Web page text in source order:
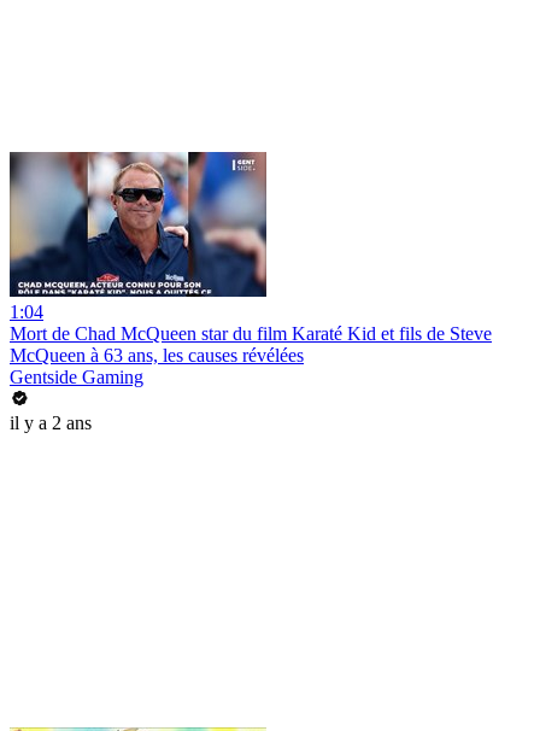
1:04
Mort de Chad McQueen star du film Karaté Kid et fils de Steve
McQueen à 63 ans, les causes révélées
Gentside Gaming
il y a 2 ans